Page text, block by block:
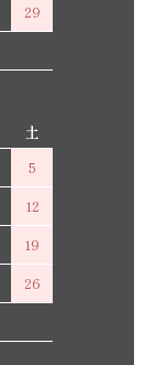
29
土
5
12
19
26